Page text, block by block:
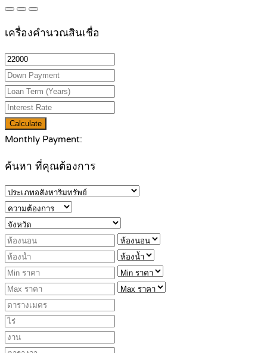
เครื่องคำนวณสินเชื่อ
Calculate
Monthly Payment:
ค้นหา ที่คุณต้องการ